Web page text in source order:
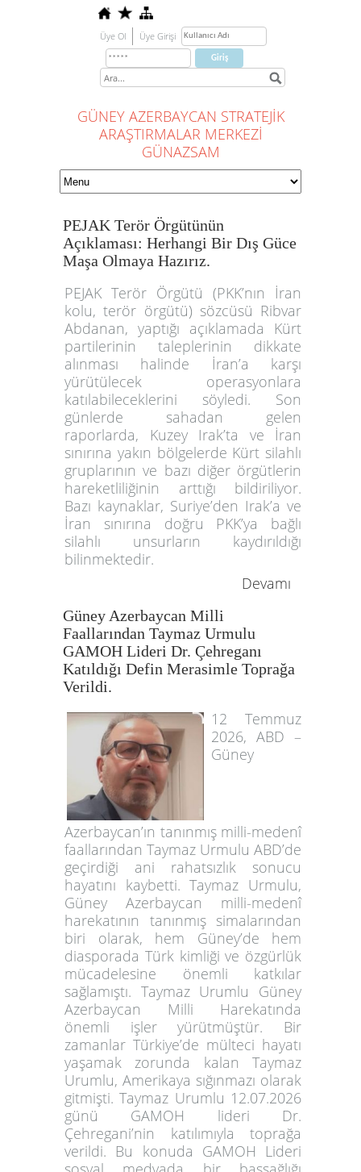
Üye Ol Üye Girişi
GÜNEY AZERBAYCAN STRATEJİK
ARAŞTIRMALAR MERKEZİ
GÜNAZSAM
PEJAK Terör Örgütünün
Açıklaması: Herhangi Bir Dış Güce
Maşa Olmaya Hazırız.
PEJAK Terör Örgütü (PKK’nın İran
kolu, terör örgütü) sözcüsü Ribvar
Abdanan, yaptığı açıklamada Kürt
partilerinin taleplerinin dikkate
alınması halinde İran’a karşı
yürütülecek operasyonlara
katılabileceklerini söyledi. Son
günlerde sahadan gelen
raporlarda, Kuzey Irak’ta ve İran
sınırına yakın bölgelerde Kürt silahlı
gruplarının ve bazı diğer örgütlerin
hareketliliğinin arttığı bildiriliyor.
Bazı kaynaklar, Suriye’den Irak’a ve
İran sınırına doğru PKK’ya bağlı
silahlı unsurların kaydırıldığı
bilinmektedir.
Devamı
Güney Azerbaycan Milli
Faallarından Taymaz Urmulu
GAMOH Lideri Dr. Çehreganı
Katıldığı Defin Merasimle Toprağa
Verildi.
12 Temmuz
2026, ABD –
Güney
Azerbaycan’ın tanınmış milli-medenî
faallarından Taymaz Urmulu ABD’de
geçirdiği ani rahatsızlık sonucu
hayatını kaybetti. Taymaz Urmulu,
Güney Azerbaycan milli-medenî
harekatının tanınmış simalarından
biri olarak, hem Güney’de hem
diasporada Türk kimliği ve özgürlük
mücadelesine önemli katkılar
sağlamıştı. Taymaz Urumlu Güney
Azerbaycan Milli Harekatında
önemli işler yürütmüştür. Bir
zamanlar Türkiye’de mülteci hayatı
yaşamak zorunda kalan Taymaz
Urumlu, Amerikaya sığınmazı olarak
gitmişti. Taymaz Urumlu 12.07.2026
günü GAMOH lideri Dr.
Çehregani’nin katılımıyla toprağa
verildi. Bu konuda GAMOH Lideri